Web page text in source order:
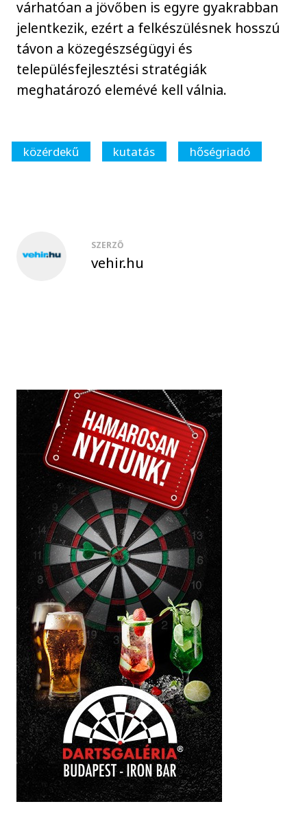
várhatóan a jövőben is egyre gyakrabban
jelentkezik, ezért a felkészülésnek hosszú
távon a közegészségügyi és
településfejlesztési stratégiák
meghatározó elemévé kell válnia.
közérdekű kutatás hőségriadó
SZERZŐ
vehir.hu